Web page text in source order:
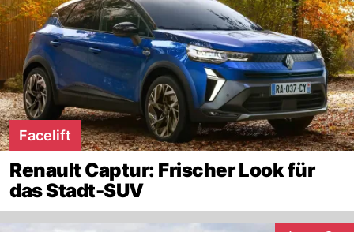
Facelift
Renault Captur: Frischer Look für
das Stadt-SUV